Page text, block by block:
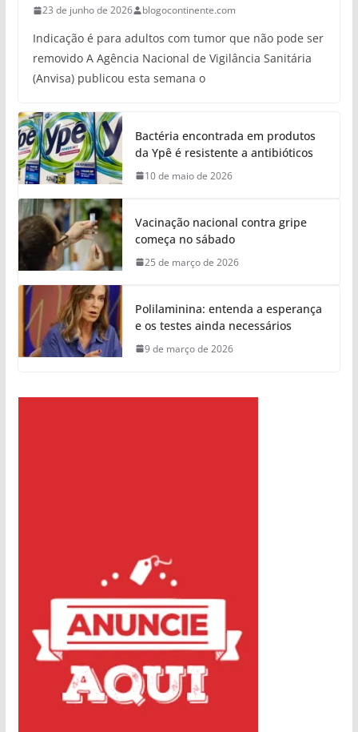
23 de junho de 2026 blogocontinente.com
Indicação é para adultos com tumor que não pode ser
removido A Agência Nacional de Vigilância Sanitária
(Anvisa) publicou esta semana o
Bactéria encontrada em produtos
da Ypê é resistente a antibióticos
10 de maio de 2026
Vacinação nacional contra gripe
começa no sábado
25 de março de 2026
Polilaminina: entenda a esperança
e os testes ainda necessários
9 de março de 2026